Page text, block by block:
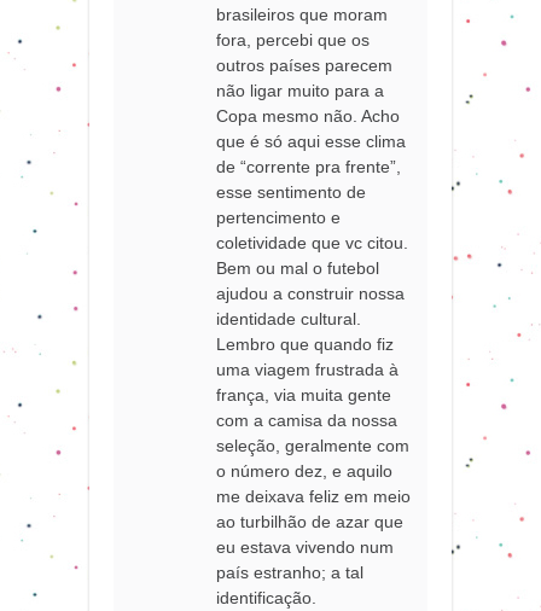
brasileiros que moram
fora, percebi que os
outros países parecem
não ligar muito para a
Copa mesmo não. Acho
que é só aqui esse clima
de “corrente pra frente”,
esse sentimento de
pertencimento e
coletividade que vc citou.
Bem ou mal o futebol
ajudou a construir nossa
identidade cultural.
Lembro que quando fiz
uma viagem frustrada à
frança, via muita gente
com a camisa da nossa
seleção, geralmente com
o número dez, e aquilo
me deixava feliz em meio
ao turbilhão de azar que
eu estava vivendo num
país estranho; a tal
identificação.